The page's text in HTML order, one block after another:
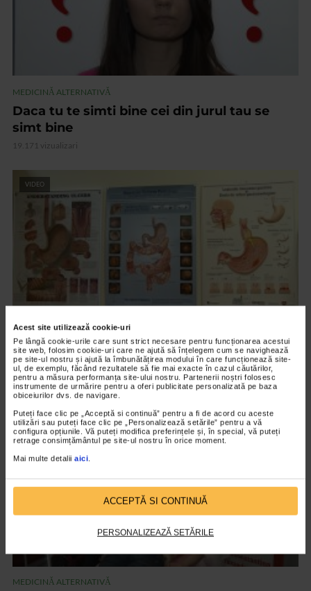
Acest site utilizează cookie-uri
Pe lângă cookie-urile care sunt strict necesare pentru funcționarea acestui
site web, folosim cookie-uri care ne ajută să înțelegem cum se navighează
pe site-ul nostru și ajută la îmbunătățirea modului în care funcționează site-
ul, de exemplu, făcând rezultatele să fie mai exacte în cazul căutărilor,
pentru a măsura performanța site-ului nostru. Partenerii noștri folosesc
instrumente de urmărire pentru a oferi publicitate personalizată pe baza
obiceiurilor dvs. de navigare.
Puteți face clic pe „Acceptă si continuă” pentru a fi de acord cu aceste
utilizări sau puteți face clic pe „Personalizează setările” pentru a vă
configura opțiunile. Vă puteți modifica preferințele și, în special, vă puteți
retrage consimțământul pe site-ul nostru în orice moment.
Mai multe detalii aici.
ACCEPTĂ SI CONTINUĂ
PERSONALIZEAZĂ SETĂRILE
MEDICINĂ ALTERNATIVĂ
Daca tu te simti bine cei din jurul tau se
simt bine
19.171 vizualizari
VIDEO
MEDICINĂ ALTERNATIVĂ
Cauzele psihoemotionale ale bolilor
18.965 vizualizari
VIDEO
MEDICINĂ ALTERNATIVĂ